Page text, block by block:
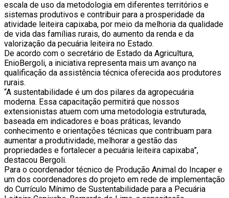
escala de uso da metodologia em diferentes territórios e
sistemas produtivos e contribuir para a prosperidade da
atividade leiteira capixaba, por meio da melhoria da qualidade
de vida das famílias rurais, do aumento da renda e da
valorização da pecuária leiteira no Estado.
De acordo com o secretário de Estado da Agricultura,
EnioBergoli, a iniciativa representa mais um avanço na
qualificação da assistência técnica oferecida aos produtores
rurais.
“A sustentabilidade é um dos pilares da agropecuária
moderna. Essa capacitação permitirá que nossos
extensionistas atuem com uma metodologia estruturada,
baseada em indicadores e boas práticas, levando
conhecimento e orientações técnicas que contribuam para
aumentar a produtividade, melhorar a gestão das
propriedades e fortalecer a pecuária leiteira capixaba”,
destacou Bergoli.
Para o coordenador técnico de Produção Animal do Incaper e
um dos coordenadores do projeto em rede de implementação
do Currículo Mínimo de Sustentabilidade para a Pecuária